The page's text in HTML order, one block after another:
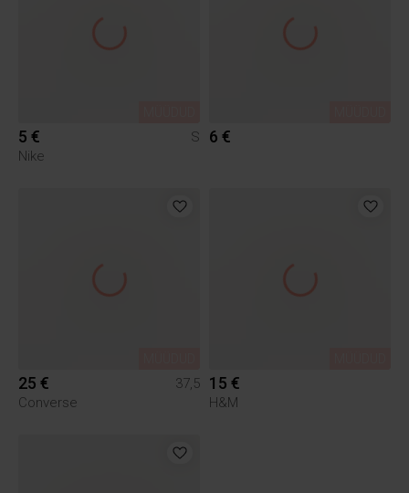
5 €
S
Nike
6 €
25 €
37,5
Converse
15 €
H&M